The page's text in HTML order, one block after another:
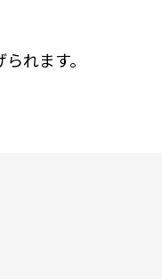
れます。
フィスセキュリティを
ートロックでシェアオ